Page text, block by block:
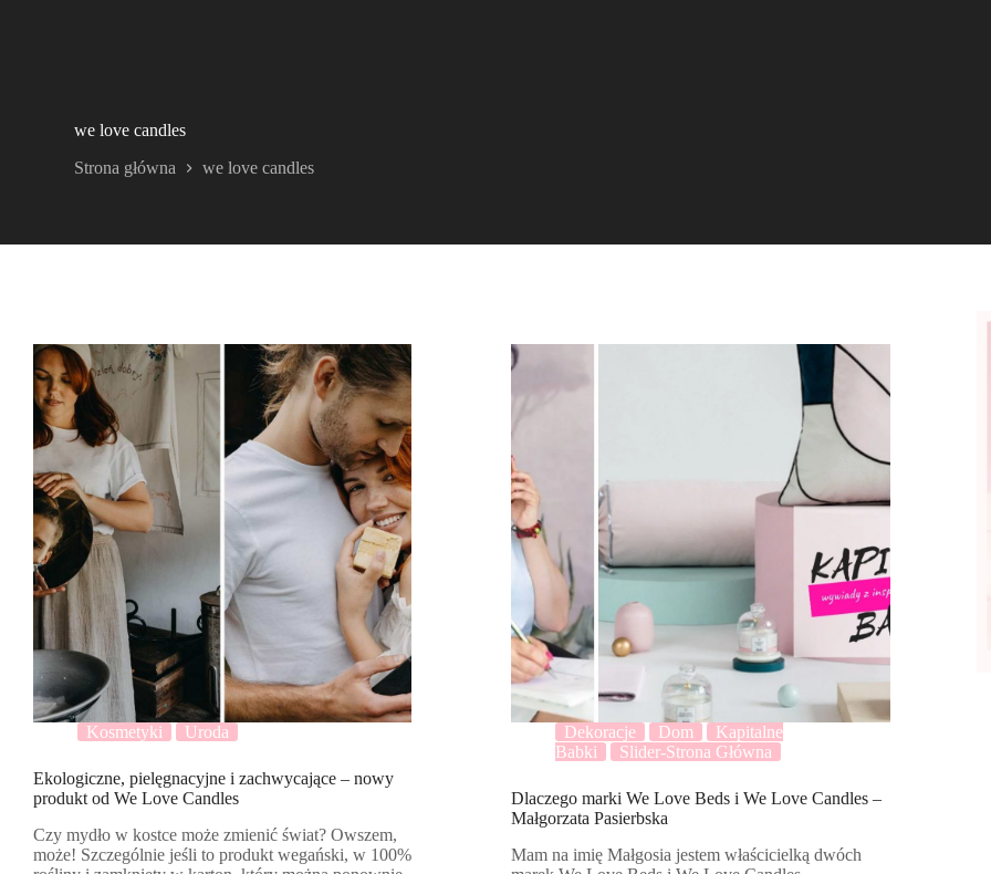
we love candles
Strona główna we love candles
Kosmetyki Uroda
Ekologiczne, pielęgnacyjne i zachwycające – nowy
produkt od We Love Candles
Czy mydło w kostce może zmienić świat? Owszem,
może! Szczególnie jeśli to produkt wegański, w 100%
Dekoracje Dom
Kapitalne
Babki
Slider-Strona Główna
Dlaczego marki We Love Beds i We Love Candles –
Małgorzata Pasierbska
Mam na imię Małgosia jestem właścicielką dwóch